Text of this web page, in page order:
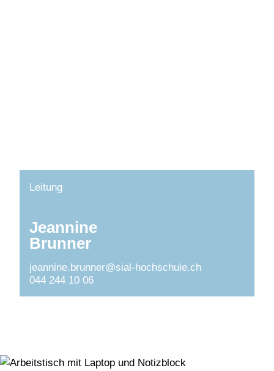
Leitung
Jeannine
Brunner
jeannine.brunner@sial-hochschule.ch
044 244 10 06